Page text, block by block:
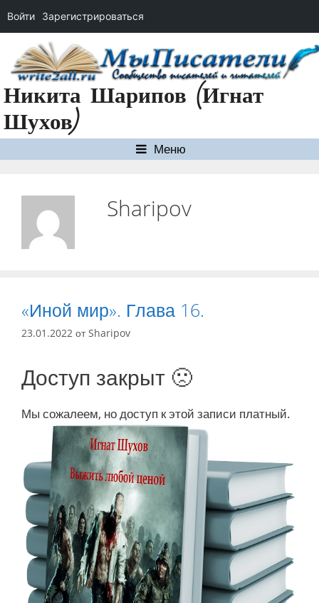
Перейти
содержимому
Никита Шарипов (Игнат
Шухов)
Меню
Sharipov
«Иной мир». Глава 16.
23.01.2022 отSharipov
Доступ закрыт 🙁
Мы сожалеем, но доступ к этой записи платный.
Войти Зарегистрироваться